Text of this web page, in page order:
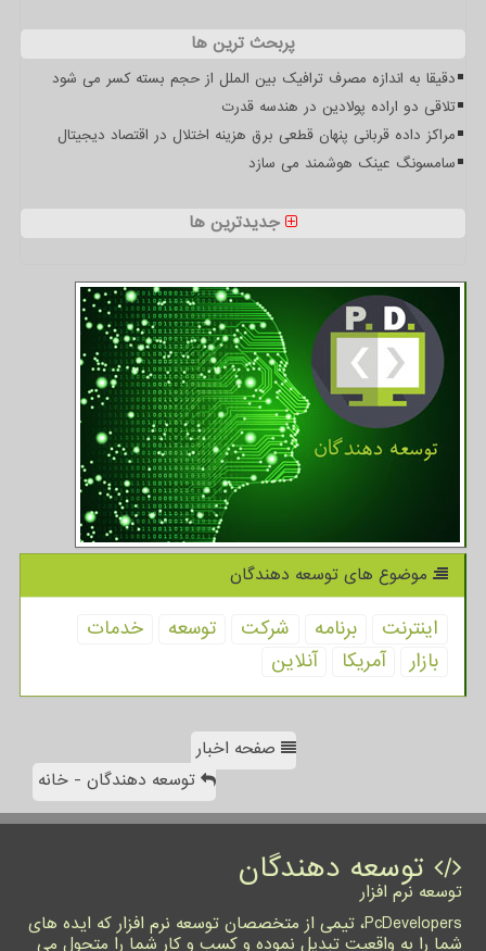
پربحث ترین ها
دقیقا به اندازه مصرف ترافیک بین الملل از حجم بسته کسر می شود
تلاقی دو اراده پولادین در هندسه قدرت
مراکز داده قربانی پنهان قطعی برق هزینه اختلال در اقتصاد دیجیتال
سامسونگ عینک هوشمند می سازد
جدیدترین ها
موضوع های توسعه دهندگان
اینترنت برنامه شركت توسعه
خدمات
بازار
آمریكا آنلاین
صفحه اخبار
توسعه دهندگان - خانه
توسعه دهندگان
توسعه نرم افزار
PcDevelopers، تیمی از متخصصان توسعه نرم افزار که ایده های
شما را به واقعیت تبدیل نموده و کسب و کار شما را متحول می